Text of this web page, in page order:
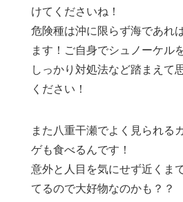
けてくださいね！
危険種は沖に限らず海であれ
ます！ご自身でシュノーケル
しっかり対処法など踏まえて
ください！
また八重干瀬でよく見られる
ゲも食べるんです！
意外と人目を気にせず近くま
てるので大好物なのかも？？